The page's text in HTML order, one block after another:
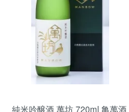
純米吟醸酒 萬坊 720ml 亀萬酒